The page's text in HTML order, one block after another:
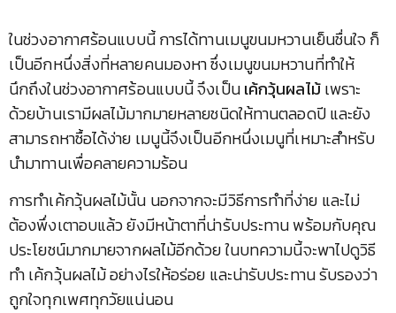
ในช่วงอากาศร้อนแบบนี้ การได้ทานเมนูขนมหวานเย็นชื่นใจ ก็
เป็นอีกหนึ่งสิ่งที่หลายคนมองหา ซึ่งเมนูขนมหวานที่ทำให้
นึกถึงในช่วงอากาศร้อนแบบนี้ จึงเป็นเค้กวุ้นผลไม้เพราะ
ด้วยบ้านเรามีผลไม้มากมายหลายชนิดให้ทานตลอดปี และยัง
สามารถหาซื้อได้ง่าย เมนูนี้จึงเป็นอีกหนึ่งเมนูที่เหมาะสำหรับ
นำมาทานเพื่อคลายความร้อน
การทำเค้กวุ้นผลไม้นั้น นอกจากจะมีวิธีการทำที่ง่าย และไม่
ต้องพึ่งเตาอบแล้ว ยังมีหน้าตาที่น่ารับประทาน พร้อมกับคุณ
ประโยชน์มากมายจากผลไม้อีกด้วย ในบทความนี้จะพาไปดูวิธี
ทำ เค้กวุ้นผลไม้ อย่างไรให้อร่อย และน่ารับประทาน รับรองว่า
ถูกใจทุกเพศทุกวัยแน่นอน